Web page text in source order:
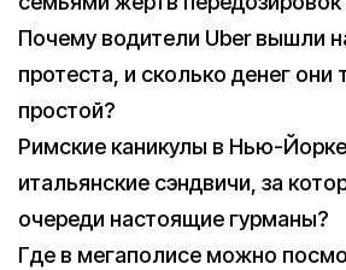
Почему водители Uber вышли
протеста, и сколько денег они
простой?
Римские каникулы в Нью-
итальянские сэндвичи, за
очереди настоящие гурманы?
Где в мегаполисе можно